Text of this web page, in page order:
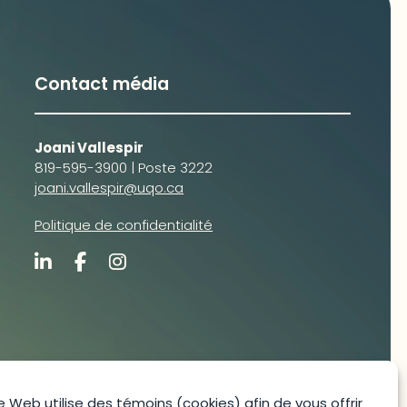
Web utilise des témoins (cookies) afin de vous offrir
Contact média
Joani Vallespir
819-595-3900 | Poste 3222
joani.vallespir@uqo.ca
Politique de confidentialité